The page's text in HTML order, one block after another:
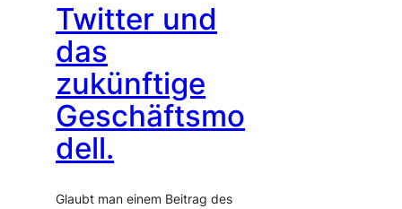
Twitter und
das
zukünftige
Geschäftsmo
dell.
Glaubt man einem Beitrag des